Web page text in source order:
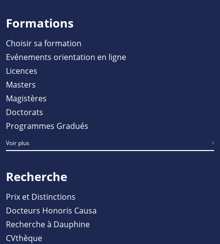
Formations
Choisir sa formation
Evénements orientation en ligne
Licences
Masters
Magistères
Doctorats
Programmes Gradués
Voir plus
Recherche
Prix et Distinctions
Docteurs Honoris Causa
Recherche à Dauphine
CVthèque